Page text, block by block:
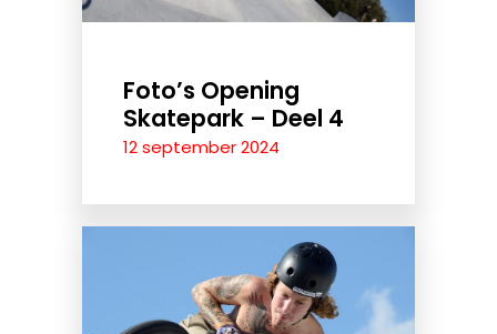
Foto’s Opening
Skatepark – Deel 4
12 september 2024